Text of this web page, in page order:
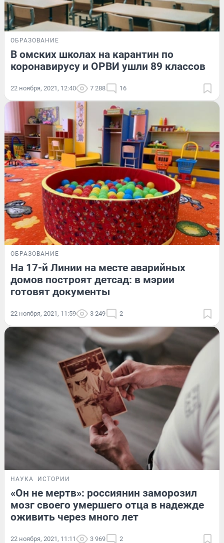
ОБРАЗОВАНИЕ
В омских школах на карантин по
коронавирусу и ОРВИ ушли 89 классов
22 ноября, 2021, 12:40 7 288 16
ОБРАЗОВАНИЕ
На 17-й Линии на месте аварийных
домов построят детсад: в мэрии
готовят документы
22 ноября, 2021, 11:59 3 249 2
НАУКА ИСТОРИИ
«Он не мертв»: россиянин заморозил
мозг своего умершего отца в надежде
оживить через много лет
22 ноября, 2021, 11:11 3 969 2